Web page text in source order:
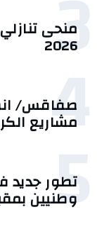
3
2026‎
4
مشاريع
5
تطور جديد
وطنيين